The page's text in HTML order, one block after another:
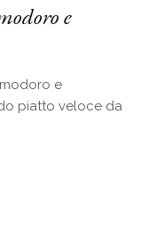
e
e
piatto veloce da